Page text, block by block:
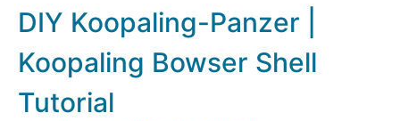
DIY Koopaling-Panzer |
Koopaling Bowser Shell
Tutorial